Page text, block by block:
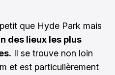
que Hyde Park mais
des lieux les plus
Il se trouve non loin
et est particulièrement